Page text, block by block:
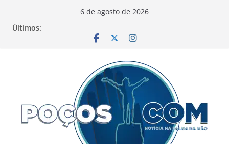
6 de agosto de 2026
Últimos: